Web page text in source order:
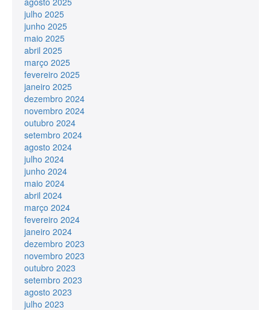
julho 2025
junho 2025
maio 2025
abril 2025
março 2025
fevereiro 2025
janeiro 2025
dezembro 2024
novembro 2024
outubro 2024
setembro 2024
agosto 2024
julho 2024
junho 2024
maio 2024
abril 2024
março 2024
fevereiro 2024
janeiro 2024
dezembro 2023
novembro 2023
outubro 2023
setembro 2023
agosto 2023
julho 2023